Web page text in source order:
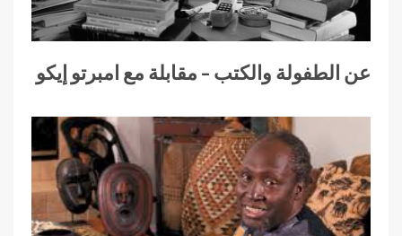
عن الطفولة والكتب – مقابلة مع امبرتو إيكو